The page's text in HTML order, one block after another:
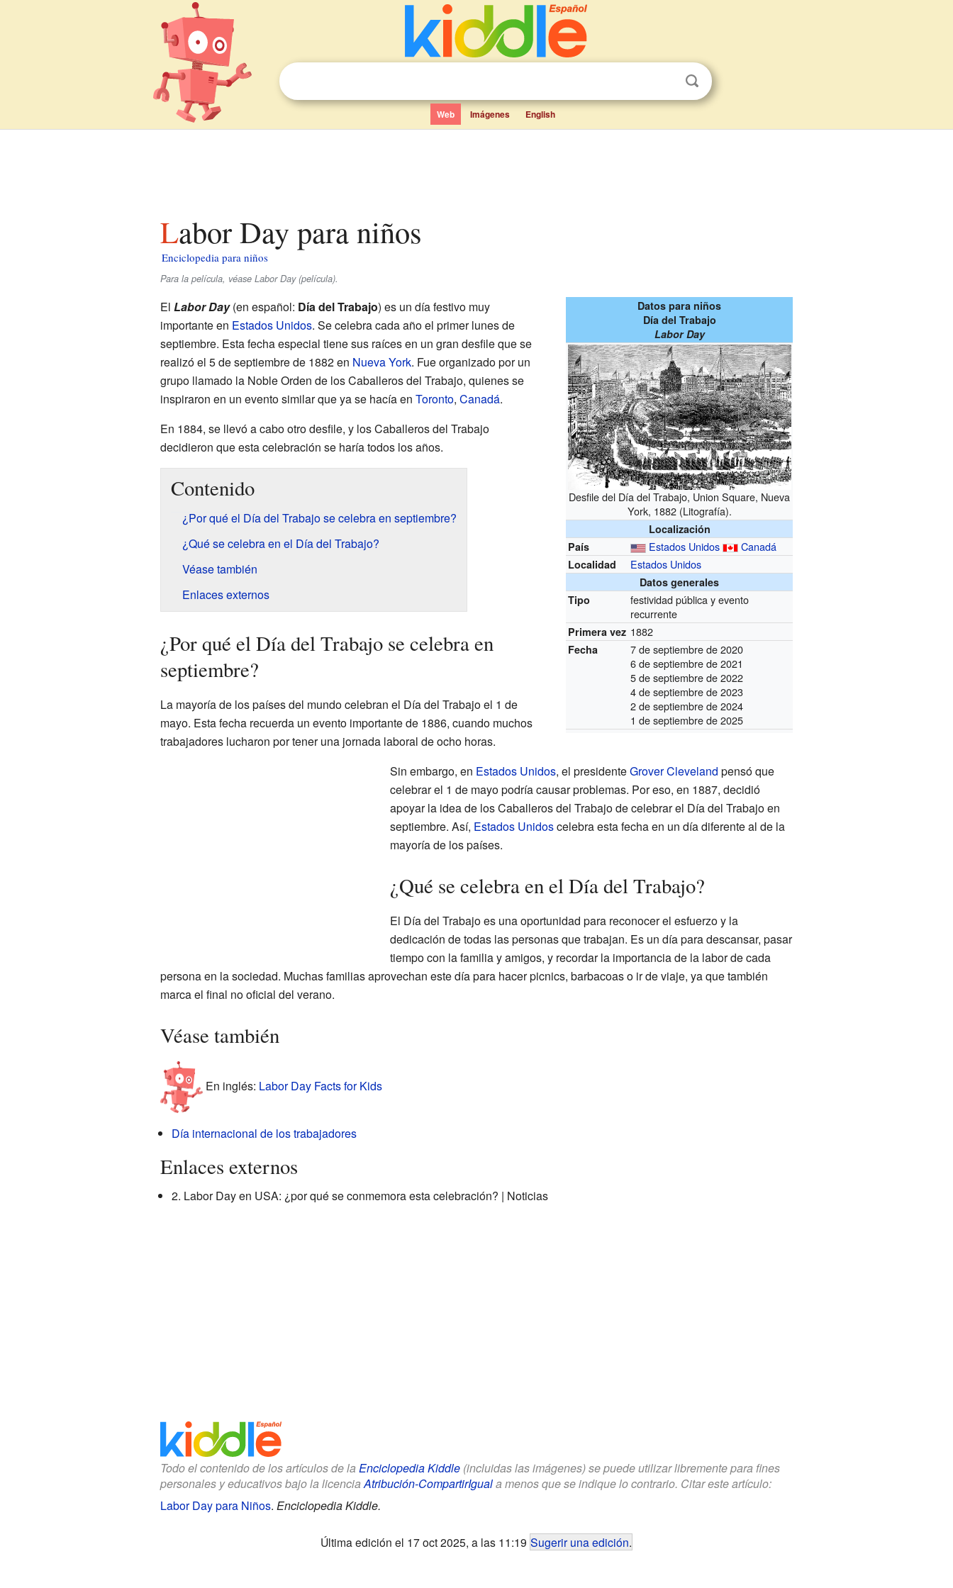
Web Imágenes English
Labor Day para niños
Enciclopedia para niños
Para la película, véase Labor Day (película).
Datos para niños
Día del Trabajo
Labor Day
Desfile del Día del Trabajo, Union Square, Nueva
York, 1882 (Litografía).
Localización
País
Estados Unidos Canadá
Localidad Estados Unidos
Datos generales
Tipo
festividad pública y evento
recurrente
Primera vez 1882
Fecha
7 de septiembre de 2020
6 de septiembre de 2021
5 de septiembre de 2022
4 de septiembre de 2023
2 de septiembre de 2024
1 de septiembre de 2025
El Labor Day(en español: Día del Trabajo) es un día festivo muy
importante en Estados Unidos. Se celebra cada año el primer lunes de
septiembre. Esta fecha especial tiene sus raíces en un gran desfile que se
realizó el 5 de septiembre de 1882 en Nueva York. Fue organizado por un
grupo llamado la Noble Orden de los Caballeros del Trabajo, quienes se
inspiraron en un evento similar que ya se hacía en Toronto, Canadá.
En 1884, se llevó a cabo otro desfile, y los Caballeros del Trabajo
decidieron que esta celebración se haría todos los años.
Contenido
¿Por qué el Día del Trabajo se celebra en septiembre?
¿Qué se celebra en el Día del Trabajo?
Véase también
Enlaces externos
¿Por qué el Día del Trabajo se celebra en
septiembre?
La mayoría de los países del mundo celebran el Día del Trabajo el 1 de
mayo. Esta fecha recuerda un evento importante de 1886, cuando muchos
trabajadores lucharon por tener una jornada laboral de ocho horas.
Sin embargo, en Estados Unidos, el presidenteGrover Cleveland pensó que
celebrar el 1 de mayo podría causar problemas. Por eso, en 1887, decidió
apoyar la idea de los Caballeros del Trabajo de celebrar el Día del Trabajo en
septiembre. Así, Estados Unidoscelebra esta fecha en un día diferente al de la
mayoría de los países.
¿Qué se celebra en el Día del Trabajo?
El Día del Trabajo es una oportunidad para reconocer el esfuerzo y la
dedicación de todas las personas que trabajan. Es un día para descansar, pasar
tiempo con la familia y amigos, y recordar la importancia de la labor de cada
persona en la sociedad. Muchas familias aprovechan este día para hacer picnics, barbacoas o ir de viaje, ya que también
marca el final no oficial del verano.
Véase también
En inglés: Labor Day Facts for Kids
Día internacional de los trabajadores
Enlaces externos
2. Labor Day en USA: ¿por qué se conmemora esta celebración? | Noticias
Todo el contenido de los artículos de la Enciclopedia Kiddle(incluidas las imágenes) se puede utilizar libremente para fines
personales y educativos bajo la licenciaAtribución-CompartirIguala menos que se indique lo contrario. Citar este artículo:
Labor Day para Niños. Enciclopedia Kiddle.
Última edición el 17 oct 2025, a las 11:19 Sugerir una edición.